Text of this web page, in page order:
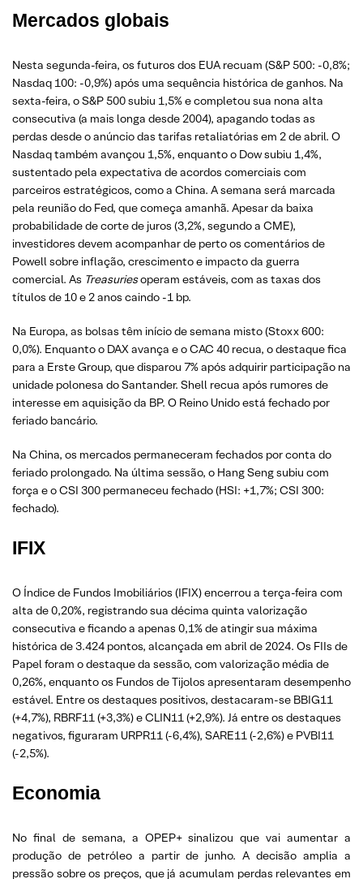
Mercados globais
Nesta segunda-feira, os futuros dos EUA recuam (S&P 500: -0,8%;
Nasdaq 100: -0,9%) após uma sequência histórica de ganhos. Na
sexta-feira, o S&P 500 subiu 1,5% e completou sua nona alta
consecutiva (a mais longa desde 2004), apagando todas as
perdas desde o anúncio das tarifas retaliatórias em 2 de abril. O
Nasdaq também avançou 1,5%, enquanto o Dow subiu 1,4%,
sustentado pela expectativa de acordos comerciais com
parceiros estratégicos, como a China. A semana será marcada
pela reunião do Fed, que começa amanhã. Apesar da baixa
probabilidade de corte de juros (3,2%, segundo a CME),
investidores devem acompanhar de perto os comentários de
Powell sobre inflação, crescimento e impacto da guerra
comercial. As Treasuriesoperam estáveis, com as taxas dos
títulos de 10 e 2 anos caindo -1 bp.
Na Europa, as bolsas têm início de semana misto (Stoxx 600:
0,0%). Enquanto o DAX avança e o CAC 40 recua, o destaque fica
para a Erste Group, que disparou 7% após adquirir participação na
unidade polonesa do Santander. Shell recua após rumores de
interesse em aquisição da BP. O Reino Unido está fechado por
feriado bancário.
Na China, os mercados permaneceram fechados por conta do
feriado prolongado. Na última sessão, o Hang Seng subiu com
força e o CSI 300 permaneceu fechado (HSI: +1,7%; CSI 300:
fechado).
IFIX
O Índice de Fundos Imobiliários (IFIX) encerrou a terça-feira com
alta de 0,20%, registrando sua décima quinta valorização
consecutiva e ficando a apenas 0,1% de atingir sua máxima
histórica de 3.424 pontos, alcançada em abril de 2024. Os FIIs de
Papel foram o destaque da sessão, com valorização média de
0,26%, enquanto os Fundos de Tijolos apresentaram desempenho
estável. Entre os destaques positivos, destacaram-se BBIG11
(+4,7%), RBRF11 (+3,3%) e CLIN11 (+2,9%). Já entre os destaques
negativos, figuraram URPR11 (-6,4%), SARE11 (-2,6%) e PVBI11
(-2,5%).
Economia
No final de semana, a OPEP+ sinalizou que vai aumentar a
produção de petróleo a partir de junho. A decisão amplia a
pressão sobre os preços, que já acumulam perdas relevantes em